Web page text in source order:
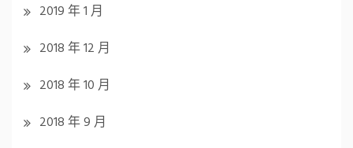
2019 年 1 月
2018 年 12 月
2018 年 10 月
2018 年 9 月